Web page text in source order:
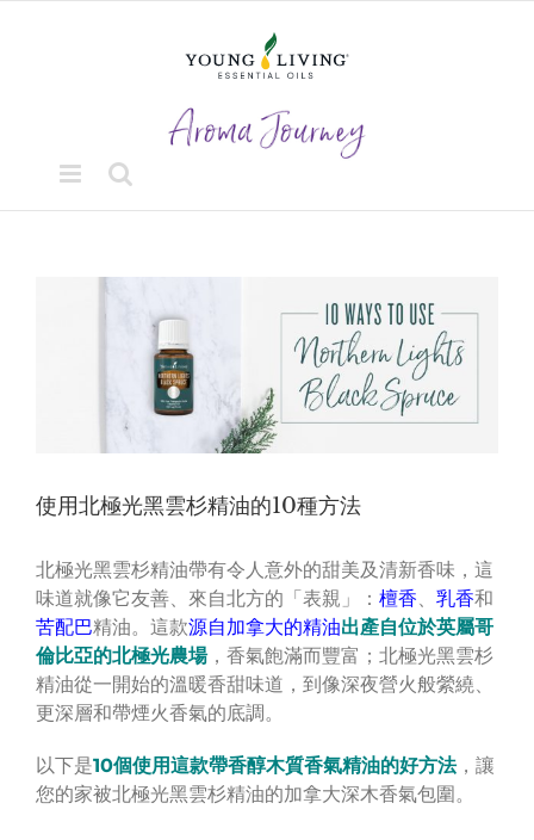
使用北極光黑雲杉精油的10種方法
北極光黑雲杉精油帶有令人意外的甜美及清新香味，這
味道就像它友善、來自北方的「表親」： 檀香 乳香和
苦配巴精油。這款源自加拿大的精油出產自位於英屬哥
倫比亞的北極光農場，香氣飽滿而豐富；北極光黑雲杉
精油從一開始的溫暖香甜味道，到像深夜營火般縈繞、
更深層和帶煙火香氣的底調。
以下是10個使用這款帶香醇木質香氣精油的好方法，讓
您的家被北極光黑雲杉精油的加拿大深木香氣包圍。